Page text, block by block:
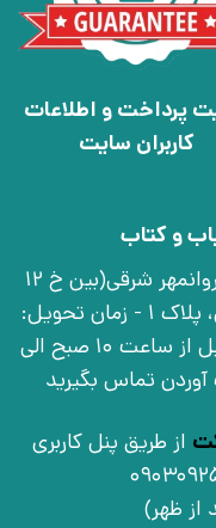
پرداخت و اطلاعات
کاربران سایت
و کتاب
تهران، خ انقلاب، خ 12 فروردین، خ روانمهر شرقی(بین خ 12
فروردین و خ فخر رازی)، بن‌بست اوّل، پلاک 1 - زمان تحویل:
شنبه تا چهارشنبه به جز روزهای تعطیل از ساعت 10 صبح الی
از طریق پنل کاربری